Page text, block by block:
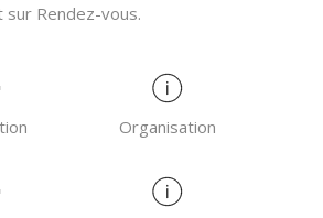
sur Rendez-vous.
Organisation